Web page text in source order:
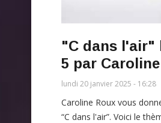
"C dans l'air"
5 par
lundi 20 janvier 2025 - 16:28
Caroline Roux vous
“C dans l'air”. Voici le